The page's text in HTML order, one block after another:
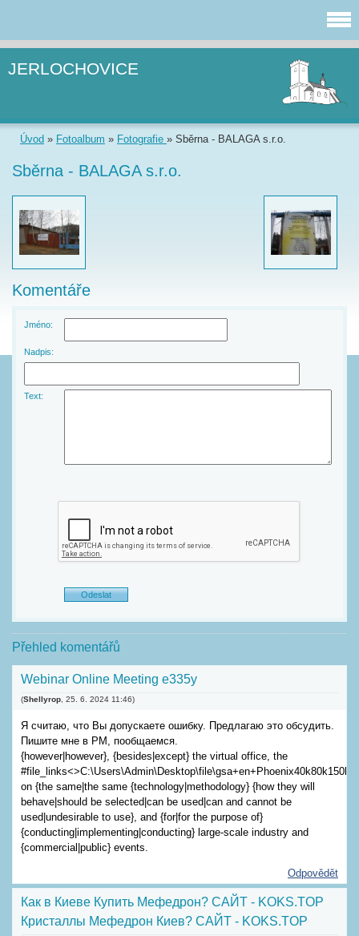
JERLOCHOVICE
Úvod » Fotoalbum » Fotografie » Sběrna - BALAGA s.r.o.
Sběrna - BALAGA s.r.o.
Komentáře
Jméno:
Nadpis:
Text:
Přehled komentářů
Webinar Online Meeting e335y
(Shellyrop 25. 6. 2024 11:46)
Я считаю, что Вы допускаете ошибку. Предлагаю это обсудить.
Пишите мне в PM, пообщаемся.
{however|however}, {besides|except} the virtual office, the
on {the same|the same {technology|methodology} {how they will
behave|should be selected|can be used|can and cannot be
used|undesirable to use}, and {for|for the purpose of}
{conducting|implementing|conducting} large-scale industry and
{commercial|public} events.
Odpovědět
Как в Киеве Купить Мефедрон? САЙТ - KOKS.TOP
Кристаллы Мефедрон Киев? САЙТ - KOKS.TOP